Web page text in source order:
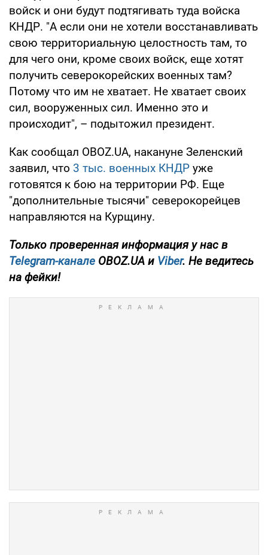
войск и они будут подтягивать туда войска
КНДР. "А если они не хотели восстанавливать
свою территориальную целостность там, то
для чего они, кроме своих войск, еще хотят
получить северокорейских военных там?
Потому что им не хватает. Не хватает своих
сил, вооруженных сил. Именно это и
происходит", – подытожил президент.
Как сообщал OBOZ.UA, накануне Зеленский
заявил, что 3 тыс. военных КНДР уже
готовятся к бою на территории РФ. Еще
"дополнительные тысячи" северокорейцев
направляются на Курщину.
Только проверенная информация у нас в
Telegram-канале OBOZ.UA и Viber. Не ведитесь
на фейки!